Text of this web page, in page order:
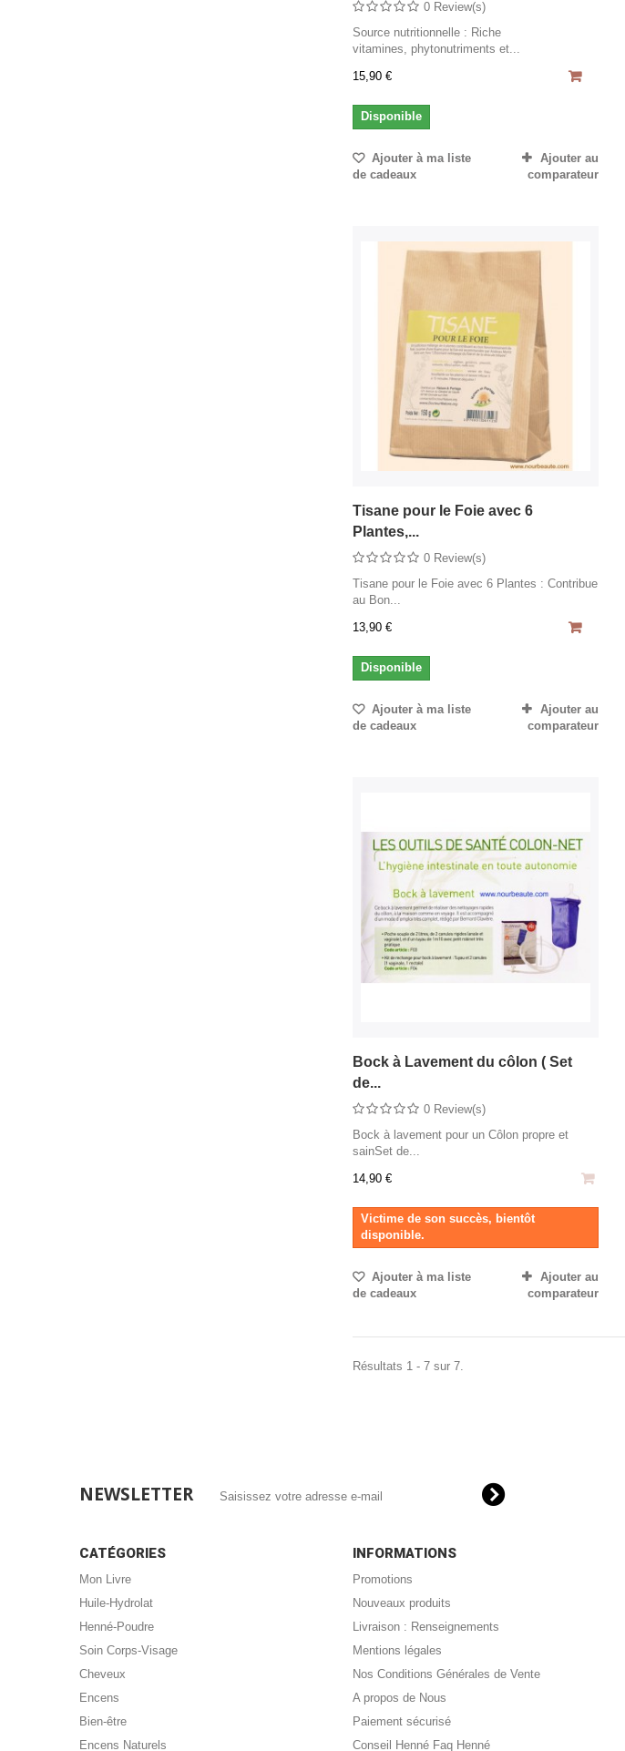
0 Review(s)
Source nutritionnelle : Riche
vitamines, phytonutriments et...
15,90 €
Disponible
Ajouter à ma liste
de cadeaux
Ajouter au
comparateur
Tisane pour le Foie avec 6
Plantes,...
0 Review(s)
Tisane pour le Foie avec 6 Plantes : Contribue
au Bon...
13,90 €
Disponible
Ajouter à ma liste
de cadeaux
Ajouter au
comparateur
Bock à Lavement du côlon ( Set
de...
0 Review(s)
Bock à lavement pour un Côlon propre et
sainSet de...
14,90 €
Victime de son succès, bientôt
disponible.
Ajouter à ma liste
de cadeaux
Ajouter au
comparateur
Résultats 1 - 7 sur 7.
NEWSLETTER
CATÉGORIES
Mon Livre
Huile-Hydrolat
Henné-Poudre
Soin Corps-Visage
Cheveux
Encens
Bien-être
Encens Naturels
INFORMATIONS
Promotions
Nouveaux produits
Livraison : Renseignements
Mentions légales
Nos Conditions Générales de Vente
A propos de Nous
Paiement sécurisé
Conseil Henné Faq Henné